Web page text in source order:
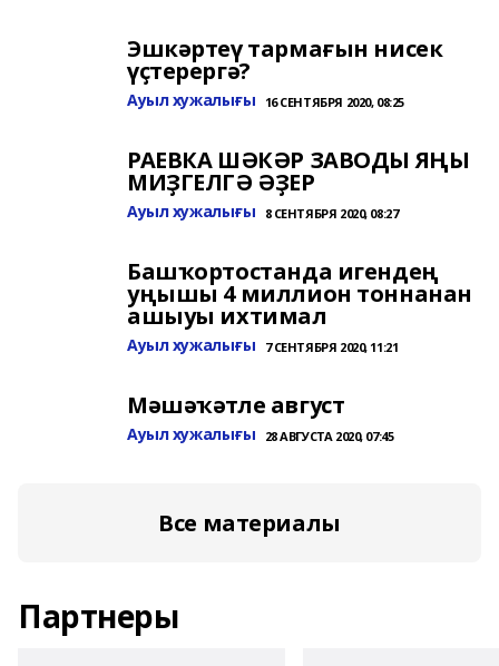
Эшкәртеү тармағын нисек
үҫтерергә?
Ауыл хужалығы 16 СЕНТЯБРЯ 2020, 08:25
РАЕВКА ШӘКӘР ЗАВОДЫ ЯҢЫ
МИҘГЕЛГӘ ӘҘЕР
Ауыл хужалығы 8 СЕНТЯБРЯ 2020, 08:27
Башҡортостанда игендең
уңышы 4 миллион тоннанан
ашыуы ихтимал
Ауыл хужалығы 7 СЕНТЯБРЯ 2020, 11:21
Мәшәҡәтле август
Ауыл хужалығы 28 АВГУСТА 2020, 07:45
Все материалы
Партнеры